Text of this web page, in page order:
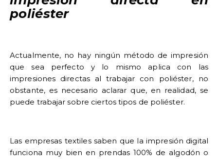
poliéster
Actualmente, no hay ningún método de impresión
que sea perfecto y lo mismo aplica con las
impresiones directas al trabajar con poliéster, no
obstante, es necesario aclarar que, en realidad, se
puede trabajar sobre ciertos tipos de poliéster.
Las empresas textiles saben que la impresión digital
funciona muy bien en prendas 100% de algodón o